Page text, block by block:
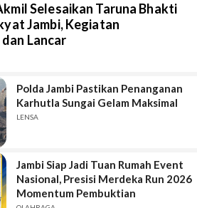
Selesaikan Taruna Bhakti
Jambi, Kegiatan
Lancar
Polda Jambi Pastikan Penanganan
Karhutla Sungai Gelam Maksimal
LENSA
Jambi Siap Jadi Tuan Rumah Event
Nasional, Presisi Merdeka Run 2026
Momentum Pembuktian